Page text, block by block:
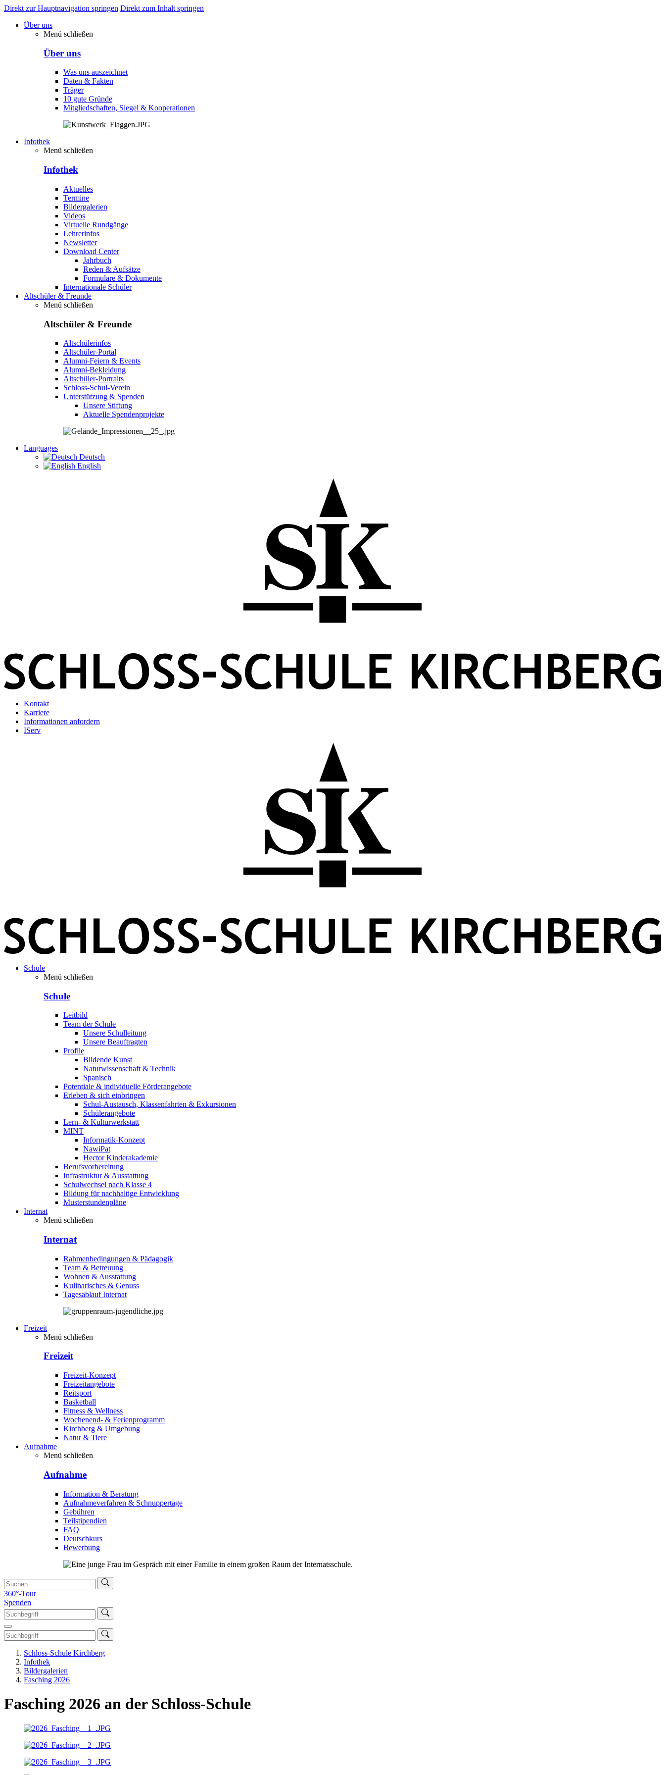
Direkt zur Hauptnavigation springen Direkt zum Inhalt springen
Über uns
Menü schließen
Über uns
Was uns auszeichnet
Daten & Fakten
Träger
10 gute Gründe
Mitgliedschaften, Siegel & Kooperationen
Infothek
Menü schließen
Infothek
Aktuelles
Termine
Bildergalerien
Videos
Virtuelle Rundgänge
Lehrerinfos
Newsletter
Download Center
Jahrbuch
Reden & Aufsätze
Formulare & Dokumente
Internationale Schüler
Altschüler & Freunde
Menü schließen
Altschüler & Freunde
Altschülerinfos
Altschüler-Portal
Alumni-Feiern & Events
Alumni-Bekleidung
Altschüler-Portraits
Schloss-Schul-Verein
Unterstützung & Spenden
Unsere Stiftung
Aktuelle Spendenprojekte
Languages
Deutsch
English
Kontakt
Karriere
Informationen anfordern
IServ
Schule
Menü schließen
Schule
Leitbild
Team der Schule
Unsere Schulleitung
Unsere Beauftragten
Profile
Bildende Kunst
Naturwissenschaft & Technik
Spanisch
Potentiale & individuelle Förderangebote
Erleben & sich einbringen
Schul-Austausch, Klassenfahrten & Exkursionen
Schülerangebote
Lern- & Kulturwerkstatt
MINT
Informatik-Konzept
NawiPat
Hector Kinderakademie
Berufsvorbereitung
Infrastruktur & Ausstattung
Schulwechsel nach Klasse 4
Bildung für nachhaltige Entwicklung
Musterstundenpläne
Internat
Menü schließen
Internat
Rahmenbedingungen & Pädagogik
Team & Betreuung
Wohnen & Ausstattung
Kulinarisches & Genuss
Tagesablauf Internat
Freizeit
Menü schließen
Freizeit
Freizeit-Konzept
Freizeitangebote
Reitsport
Basketball
Fitness & Wellness
Wochenend- & Ferienprogramm
Kirchberg & Umgebung
Natur & Tiere
Aufnahme
Menü schließen
Aufnahme
Information & Beratung
Aufnahmeverfahren & Schnuppertage
Gebühren
Teilstipendien
FAQ
Deutschkurs
Bewerbung
360°-Tour
Spenden
Schloss-Schule Kirchberg
Infothek
Bildergalerien
Fasching 2026
Fasching 2026 an der Schloss-Schule